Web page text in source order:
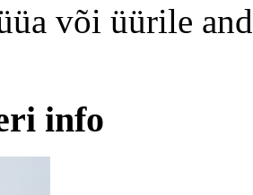
või üürile
info